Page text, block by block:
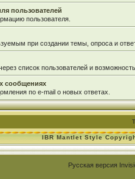
пользователей
пользователя.
при создании темы, опроса и
список пользователей и
сообщениях
по e-mail о новых ответах.
IBR Mantlet Style
Русская версия